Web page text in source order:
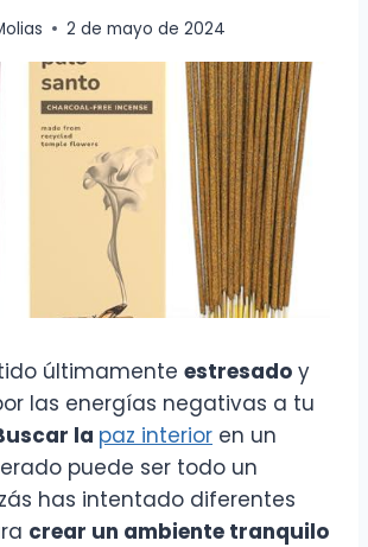
2 de mayo de 2024
últimamente estresado y
las energías negativas a tu
la paz interior en un
puede ser todo un
has intentado diferentes
crear un ambiente tranquilo